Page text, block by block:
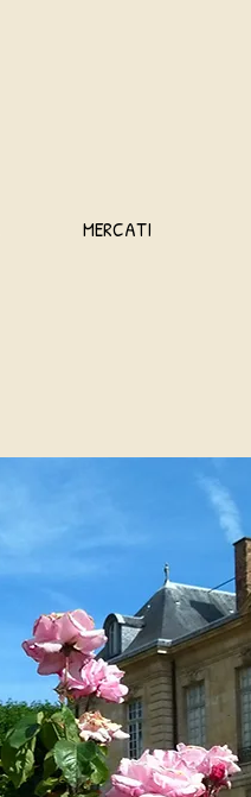
MERCATI